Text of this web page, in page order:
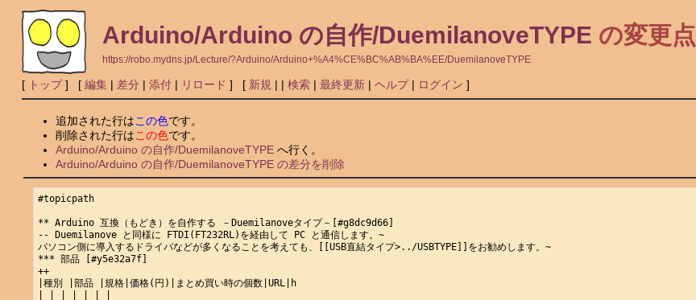
Arduino/Arduino の自作/DuemilanoveTYPE の変更点
https://robo.mydns.jp/Lecture/?Arduino/Arduino+%A4%CE%BC%AB%BA%EE/DuemilanoveTYPE
[ トップ] [ 編集| 差分 | 添付| リロード ] [ 新規 | | 検索| 最終更新| ヘルプ| ログイン ]
追加された行はこの色です。
削除された行はこの色です。
Arduino/Arduino の自作/DuemilanoveTYPEへ行く。
Arduino/Arduino の自作/DuemilanoveTYPE の差分を削除
#topicpath
** Arduino 互換（もどき）を自作する －Duemilanoveタイプ－[#g8dc9d66]
-- Duemilanove と同様に FTDI(FT232RL)を経由して PC と通信します。~
パソコン側に導入するドライバなどが多くなることを考えても、[[USB直結タイプ>../USBTYPE]]をお勧めします。~
*** 部品 [#y5e32a7f]
++
|種別 |部品 |規格|価格(円)|まとめ買い時の個数|URL|h